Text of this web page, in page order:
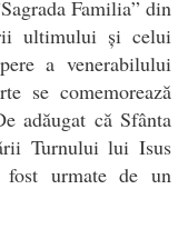
Familia” din
ultimului și celui
a venerabilului
se comemorează
adăugat că Sfânta
Turnului lui Isus
urmate de un